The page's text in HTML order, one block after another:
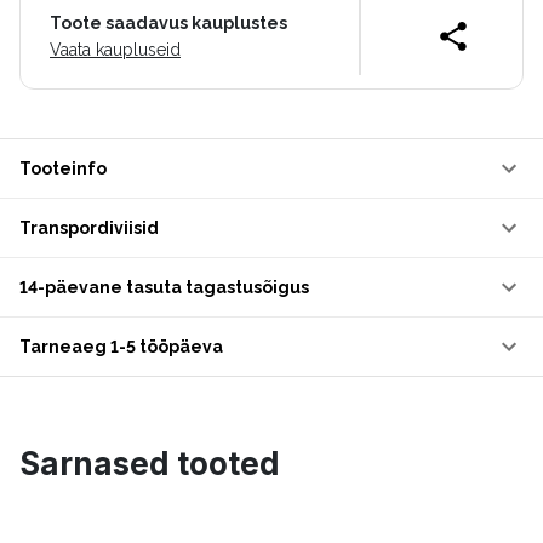
Toote saadavus kauplustes
Vaata kaupluseid
Tooteinfo
Transpordiviisid
14-päevane tasuta tagastusõigus
Tarneaeg 1-5 tööpäeva
Sarnased tooted